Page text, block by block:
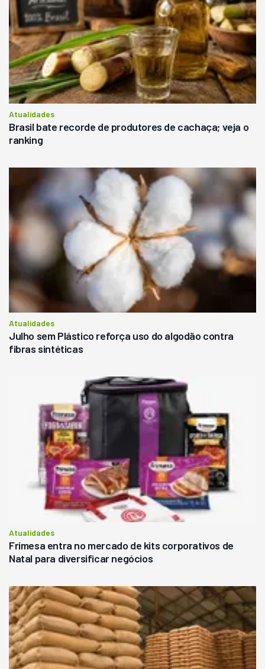
Atualidades
Brasil bate recorde de produtores de cachaça; veja o
ranking
Atualidades
Julho sem Plástico reforça uso do algodão contra
fibras sintéticas
Atualidades
Frimesa entra no mercado de kits corporativos de
Natal para diversificar negócios